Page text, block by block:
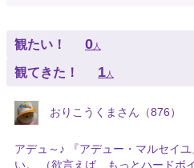
観たい！ 0 人
観てきた！ 1 人
おりこうくまさん（876）
アデュ～♪ 『アデュー・マルセイ
い。 （欲言えば、もっとハードボ